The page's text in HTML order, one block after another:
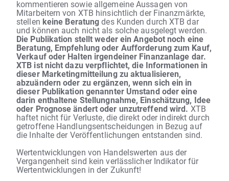
kommentieren sowie allgemeine Aussagen von
Mitarbeitern von XTB hinsichtlich der Finanzmärkte,
stellen keine Beratungdes Kunden durch XTB dar
und können auch nicht als solche ausgelegt werden.
Die Publikation stellt weder ein Angebot noch eine
Beratung, Empfehlung oder Aufforderung zum Kauf,
Verkauf oder Halten irgendeiner Finanzanlage dar.
XTB ist nicht dazu verpflichtet, die Informationen in
dieser Marketingmitteilung zu aktualisieren,
abzuändern oder zu ergänzen, wenn sich ein in
dieser Publikation genannter Umstand oder eine
darin enthaltene Stellungnahme, Einschätzung, Idee
oder Prognose ändert oder unzutreffend wird. XTB
haftet nicht für Verluste, die direkt oder indirekt durch
getroffene Handlungsentscheidungen in Bezug auf
die Inhalte der Veröffentlichungen entstanden sind.
Wertentwicklungen von Handelswerten aus der
Vergangenheit sind kein verlässlicher Indikator für
Wertentwicklungen in der Zukunft!